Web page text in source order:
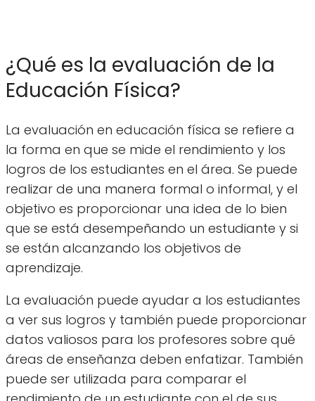
¿Qué es la evaluación de la
Educación Física?
La evaluación en educación física se refiere a
la forma en que se mide el rendimiento y los
logros de los estudiantes en el área. Se puede
realizar de una manera formal o informal, y el
objetivo es proporcionar una idea de lo bien
que se está desempeñando un estudiante y si
se están alcanzando los objetivos de
aprendizaje.
La evaluación puede ayudar a los estudiantes
a ver sus logros y también puede proporcionar
datos valiosos para los profesores sobre qué
áreas de enseñanza deben enfatizar. También
puede ser utilizada para comparar el